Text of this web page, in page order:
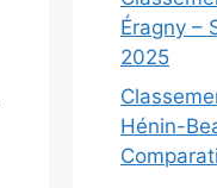
Éragny –
2025
Hénin-